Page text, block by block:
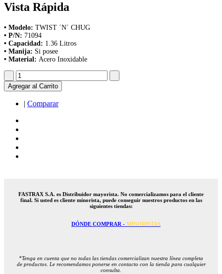
Vista Rápida
• Modelo: TWIST ´N´ CHUG
• P/N: 71094
• Capacidad: 1.36 Litros
• Manija: Si posee
• Material: Acero Inoxidable
Agregar al Carrito
| Comparar
FASTRAX S.A. es Distribuidor mayorista. No comercializamos para el cliente
final. Si usted es cliente minorista, puede conseguir nuestros productos en las
siguientes tiendas:
DÓNDE COMPRAR - MINORISTAS
*Tenga en cuenta que no todas las tiendas comercializan nuestra línea completa
de productos. Le recomendamos ponerse en contacto con la tienda para cualquier
consulta.